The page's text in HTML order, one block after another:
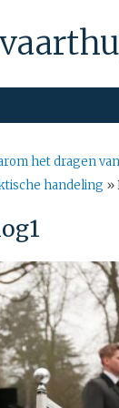
het dragen
handeling »